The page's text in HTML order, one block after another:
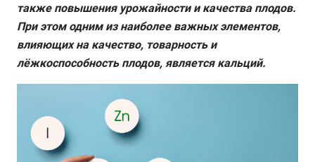
также повышения урожайности и качества плодов.
При этом одним из наиболее важных элементов,
влияющих на качество, товарность и
лёжкоспособность плодов, является кальций.